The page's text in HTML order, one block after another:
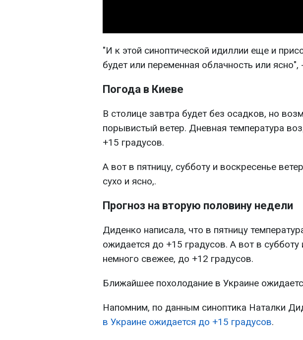
"И к этой синоптической идиллии еще и
будет или переменная облачность или
Погода в Киеве
В столице завтра будет без осадков, но
порывистый ветер. Дневная температура
+15 градусов.
А вот в пятницу, субботу и воскресенье
сухо и ясно,.
Прогноз на вторую половину недели
Диденко написала, что в пятницу
ожидается до +15 градусов. А вот в субботу
немного свежее, до +12 градусов.
Ближайшее похолодание в Украине
Напомним, по данным синоптика Наталки
в Украине ожидается до +15 градусов.